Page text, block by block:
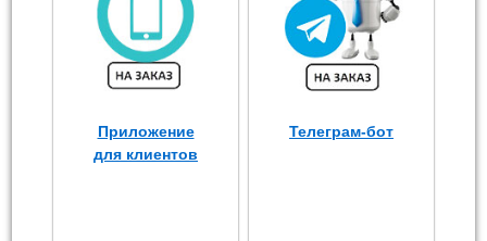
Приложение
для клиентов
Телеграм-бот